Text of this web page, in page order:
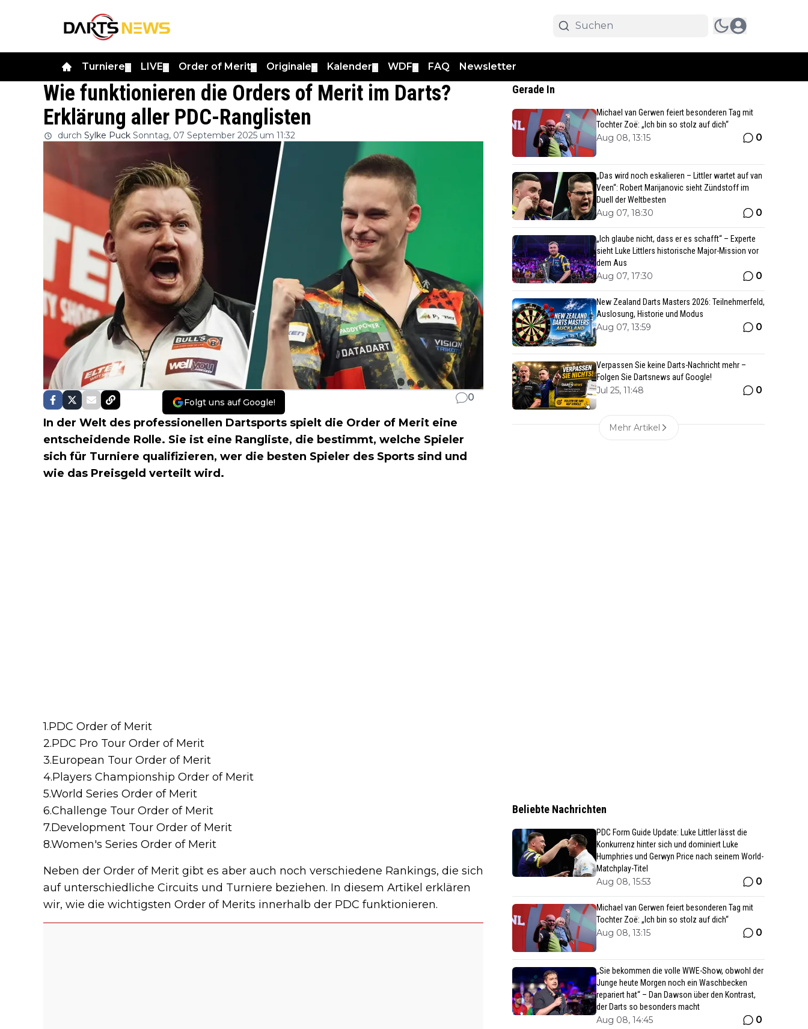
Turniere LIVE Order of Merit Originale Kalender WDF FAQ Newsletter
Wie funktionieren die Orders of Merit im Darts?
Erklärung aller PDC-Ranglisten
durch Sylke Puck Sonntag, 07 September 2025 um 11:32
Folgt uns auf Google! 0
In der Welt des professionellen Dartsports spielt die Order of Merit eine
entscheidende Rolle. Sie ist eine Rangliste, die bestimmt, welche Spieler
sich für Turniere qualifizieren, wer die besten Spieler des Sports sind und
wie das Preisgeld verteilt wird.
1.PDC Order of Merit
2.PDC Pro Tour Order of Merit
3.European Tour Order of Merit
4.Players Championship Order of Merit
5.World Series Order of Merit
6.Challenge Tour Order of Merit
7.Development Tour Order of Merit
8.Women's Series Order of Merit
Neben der Order of Merit gibt es aber auch noch verschiedene Rankings, die sich
auf unterschiedliche Circuits und Turniere beziehen. In diesem Artikel erklären
wir, wie die wichtigsten Order of Merits innerhalb der PDC funktionieren.
Gerade In
Michael van Gerwen feiert besonderen Tag mit
Tochter Zoë: „Ich bin so stolz auf dich“
Aug 08, 13:15 0
„Das wird noch eskalieren – Littler wartet auf van
Veen“: Robert Marijanovic sieht Zündstoff im
Duell der Weltbesten
Aug 07, 18:30 0
„Ich glaube nicht, dass er es schafft“ – Experte
sieht Luke Littlers historische Major-Mission vor
dem Aus
Aug 07, 17:30 0
New Zealand Darts Masters 2026: Teilnehmerfeld,
Auslosung, Historie und Modus
Aug 07, 13:59 0
Verpassen Sie keine Darts-Nachricht mehr –
Folgen Sie Dartsnews auf Google!
Jul 25, 11:48 0
Mehr Artikel
Beliebte Nachrichten
PDC Form Guide Update: Luke Littler lässt die
Konkurrenz hinter sich und dominiert Luke
Humphries und Gerwyn Price nach seinem World-
Matchplay-Titel
Aug 08, 15:53 0
Michael van Gerwen feiert besonderen Tag mit
Tochter Zoë: „Ich bin so stolz auf dich“
Aug 08, 13:15 0
„Sie bekommen die volle WWE-Show, obwohl der
Junge heute Morgen noch ein Waschbecken
repariert hat“ – Dan Dawson über den Kontrast,
der Darts so besonders macht
Aug 08, 14:45 0